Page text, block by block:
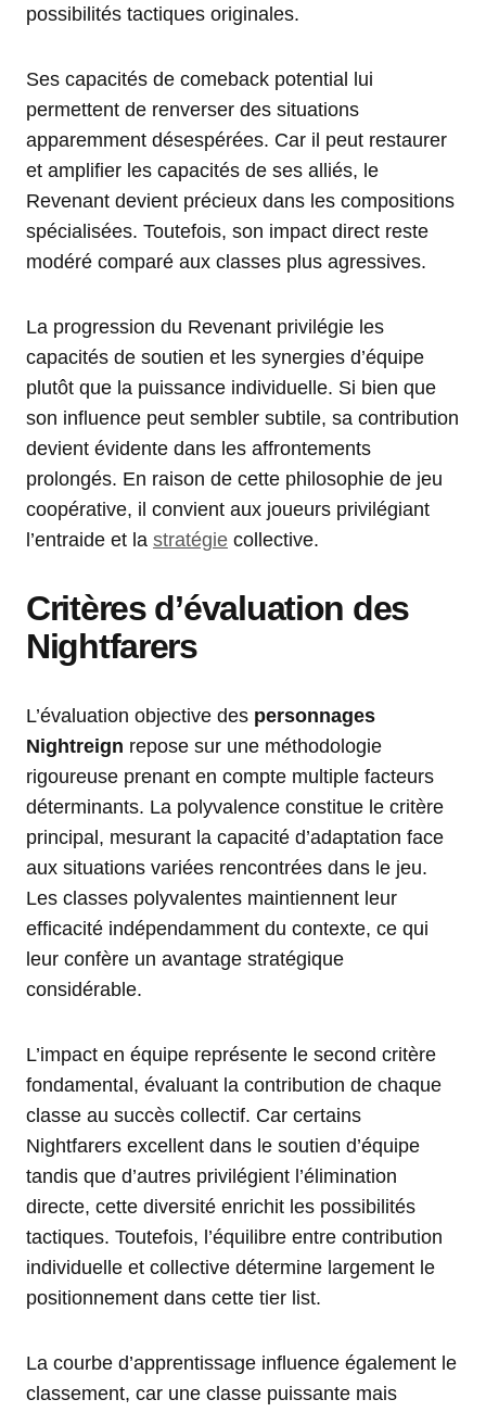
possibilités tactiques originales.
Ses capacités de comeback potential lui
permettent de renverser des situations
apparemment désespérées. Car il peut restaurer
et amplifier les capacités de ses alliés, le
Revenant devient précieux dans les compositions
spécialisées. Toutefois, son impact direct reste
modéré comparé aux classes plus agressives.
La progression du Revenant privilégie les
capacités de soutien et les synergies d’équipe
plutôt que la puissance individuelle. Si bien que
son influence peut sembler subtile, sa contribution
devient évidente dans les affrontements
prolongés. En raison de cette philosophie de jeu
coopérative, il convient aux joueurs privilégiant
l’entraide et la stratégie collective.
Critères d’évaluation des
Nightfarers
L’évaluation objective des personnages
Nightreign repose sur une méthodologie
rigoureuse prenant en compte multiple facteurs
déterminants. La polyvalence constitue le critère
principal, mesurant la capacité d’adaptation face
aux situations variées rencontrées dans le jeu.
Les classes polyvalentes maintiennent leur
efficacité indépendamment du contexte, ce qui
leur confère un avantage stratégique
considérable.
L’impact en équipe représente le second critère
fondamental, évaluant la contribution de chaque
classe au succès collectif. Car certains
Nightfarers excellent dans le soutien d’équipe
tandis que d’autres privilégient l’élimination
directe, cette diversité enrichit les possibilités
tactiques. Toutefois, l’équilibre entre contribution
individuelle et collective détermine largement le
positionnement dans cette tier list.
La courbe d’apprentissage influence également le
classement, car une classe puissante mais